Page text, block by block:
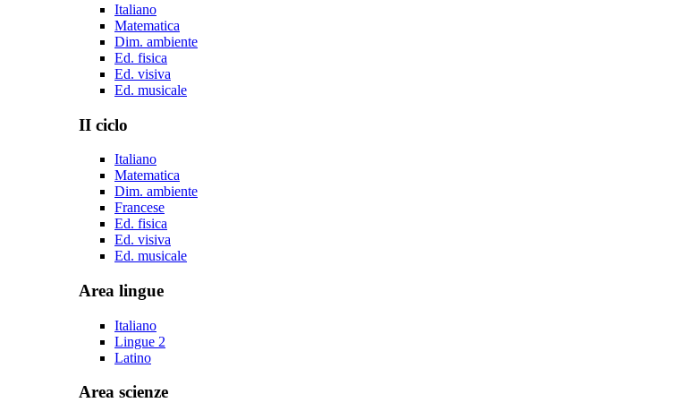
Italiano
Matematica
Dim. ambiente
Ed. fisica
Ed. visiva
Ed. musicale
II ciclo
Italiano
Matematica
Dim. ambiente
Francese
Ed. fisica
Ed. visiva
Ed. musicale
Area lingue
Italiano
Lingue 2
Latino
Area scienze